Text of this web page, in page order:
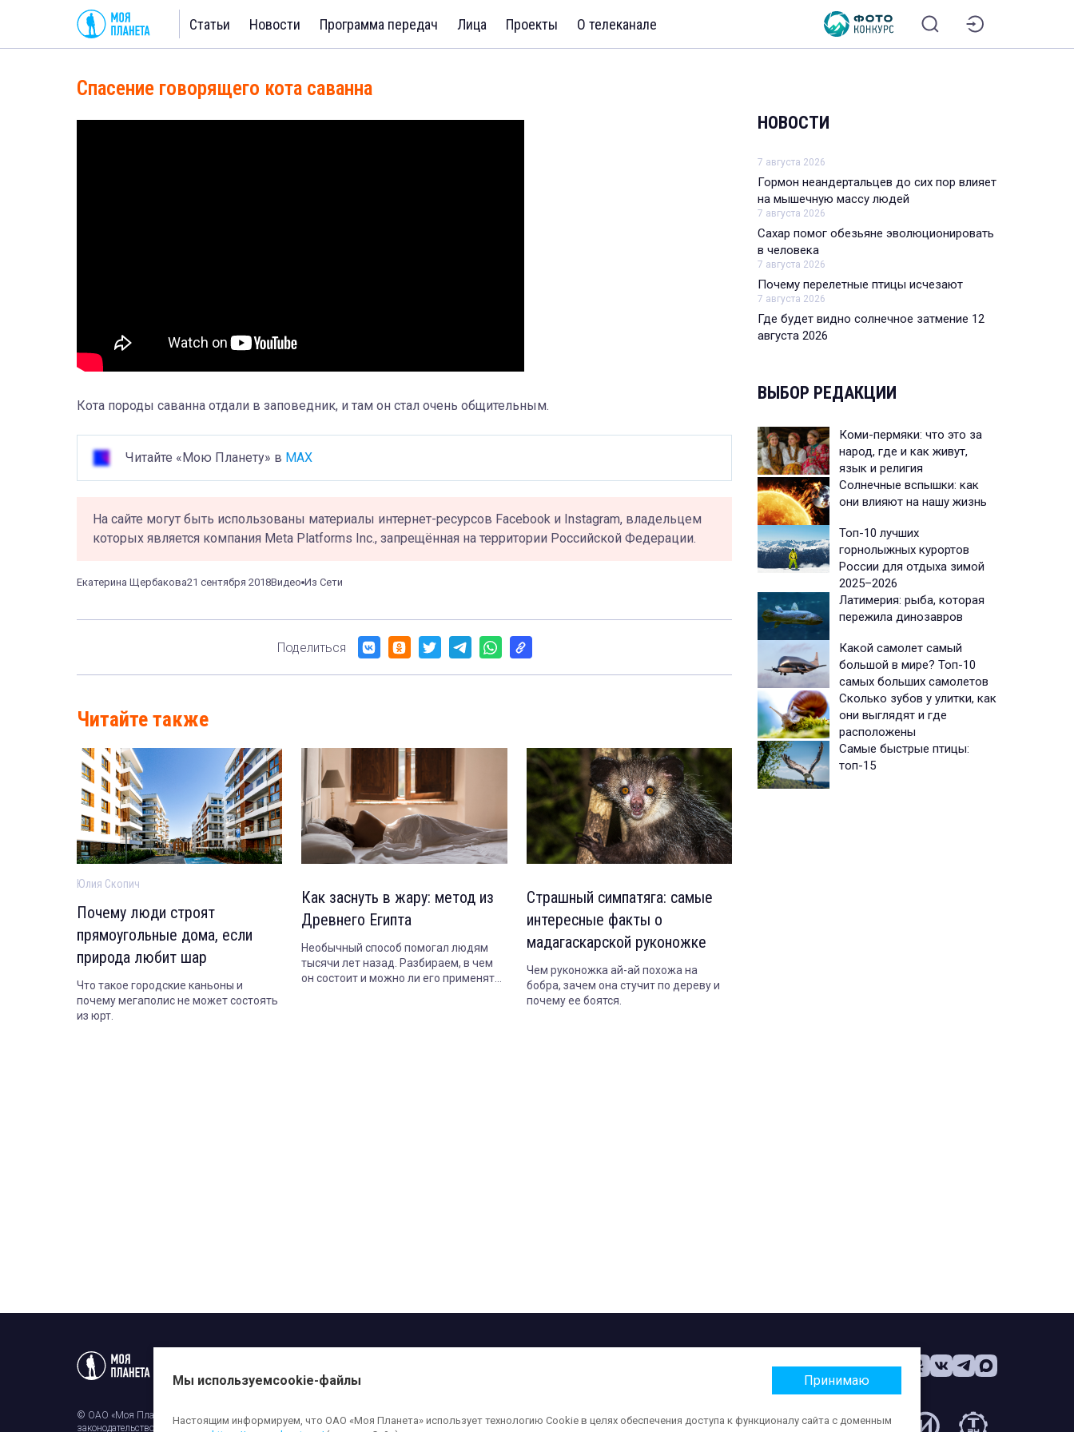
Статьи Новости Программа передач Лица Проекты О телеканале
Спасение говорящего кота саванна
Кота породы саванна отдали в заповедник, и там он стал очень общительным.
Читайте «Мою Планету» в MAX
На сайте могут быть использованы материалы интернет-ресурсов Facebook и Instagram, владельцем
которых является компания Meta Platforms Inc., запрещённая на территории Российской Федерации.
Екатерина Щербакова21 сентября 2018Видео Из Сети
Поделиться
Читайте также
Юлия Скопич
Почему люди строят
прямоугольные дома, если
природа любит шар
Что такое городские каньоны и
почему мегаполис не может состоять
из юрт.
Как заснуть в жару: метод из
Древнего Египта
Необычный способ помогал людям
тысячи лет назад. Разбираем, в чем
он состоит и можно ли его применять
Страшный симпатяга: самые
интересные факты о
мадагаскарской руконожке
Чем руконожка ай-ай похожа на
бобра, зачем она стучит по дереву и
почему ее боятся.
НОВОСТИ
7 августа 2026
Гормон неандертальцев до сих пор влияет
на мышечную массу людей
7 августа 2026
Сахар помог обезьяне эволюционировать
в человека
7 августа 2026
Почему перелетные птицы исчезают
7 августа 2026
Где будет видно солнечное затмение 12
августа 2026
ВЫБОР РЕДАКЦИИ
Коми-пермяки: что это за
народ, где и как живут,
язык и религия
Солнечные вспышки: как
они влияют на нашу жизнь
Топ-10 лучших
горнолыжных курортов
России для отдыха зимой
2025–2026
Латимерия: рыба, которая
пережила динозавров
Какой самолет самый
большой в мире? Топ-10
самых больших самолетов
Сколько зубов у улитки, как
они выглядят и где
расположены
Самые быстрые птицы:
топ-15
© ОАО «Моя Планета». Все права на любые материалы, опубликованные на сайте, защищены в соответствии с российским и международным
законодательством об авторском праве и смежных правах. Использование любых аудио-, фото- и видеоматериалов, размещенных на сайте,
Мы используемcookie-файлы Принимаю
Настоящим информируем, что ОАО «Моя Планета» использует технологию Cookie в целях обеспечения доступа к функционалу сайта с доменным